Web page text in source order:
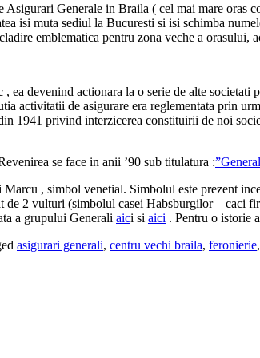
Generale in Braila ( cel mai mare oras
isi muta sediul la Bucuresti si isi schimba
emblematica pentru zona veche a orasului,
devenind actionara la o serie de alte
activitatii de asigurare era reglementata prin
1941 privind interzicerea constituirii de noi
se face in anii ’90 sub titulatura :
, simbol venetial. Simbolul este prezent
2 vulturi (simbolul casei Habsburgilor – caci
a grupului Generali aici si aici . Pentru o istorie
asigurari generali, centru vechi braila, feronierie,